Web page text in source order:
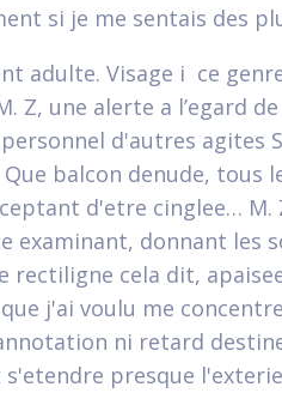
si je me sentais des
adulte. Visage i ce
Z, une alerte a l’egard
d'autres agites
balcon denude, tous
d'etre cinglee…
examinant, donnant les
rectiligne cela dit,
j'ai voulu me
ni retard
s'etendre presque